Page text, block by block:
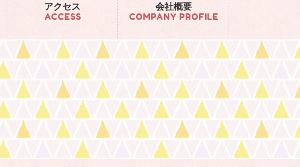
アクセス
ACCESS
会社概要
COMPANY PROFILE